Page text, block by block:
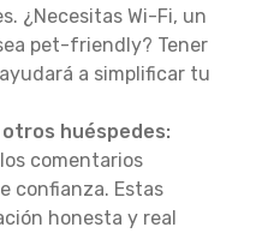
¿Necesitas Wi-Fi, un
pet-friendly? Tener
a simplificar tu
huéspedes:
comentarios
confianza. Estas
honesta y real